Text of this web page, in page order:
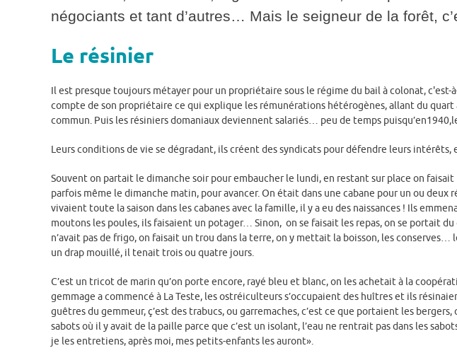
négociants et tant d’autres… Mais le seigneur de la forêt,
Le résinier
Il est presque toujours métayer pour un propriétaire sous le régime du bail à colonat,
compte de son propriétaire ce qui explique les rémunérations hétérogènes, allant du
commun. Puis les résiniers domaniaux deviennent salariés… peu de temps
Leurs conditions de vie se dégradant, ils créent des syndicats pour défendre leurs
Souvent on partait le dimanche soir pour embaucher le lundi, en restant sur place on faisait
parfois même le dimanche matin, pour avancer. On était dans une cabane pour un ou deux
vivaient toute la saison dans les cabanes avec la famille, il y a eu des naissances ! Ils
moutons les poules, ils faisaient un potager… Sinon, on se faisait les repas, on se portait
n’avait pas de frigo, on faisait un trou dans la terre, on y mettait la boisson, les conserves…
un drap mouillé, il tenait trois ou quatre jours.
C’est un tricot de marin qu’on porte encore, rayé bleu et blanc, on les achetait à la
gemmage a commencé à La Teste, les ostréiculteurs s’occupaient des huîtres et ils
guêtres du gemmeur, ç’est des trabucs, ou garremaches, c’est ce que portaient les
sabots où il y avait de la paille parce que c’est un isolant, l’eau ne rentrait pas dans les
je les entretiens, après moi, mes petits-enfants les auront».